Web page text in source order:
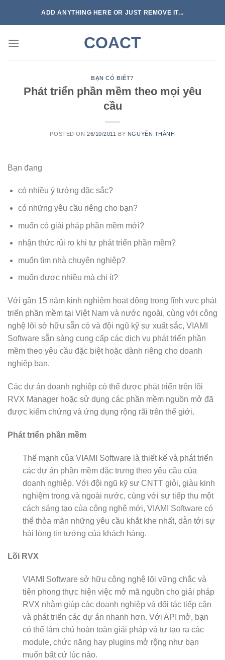
ADD ANYTHING HERE OR JUST REMOVE IT...
COACT
BẠN CÓ BIẾT?
Phát triển phần mềm theo mọi yêu
cầu
POSTED ON 26/10/2011 BY NGUYỄN THÀNH
Bạn đang
có nhiều ý tưởng đặc sắc?
có những yêu cầu riêng cho bạn?
muốn có giải pháp phần mềm mới?
nhận thức rủi ro khi tự phát triển phần mềm?
muốn tìm nhà chuyên nghiệp?
muốn được nhiều mà chi ít?
Với gần 15 năm kinh nghiệm hoạt động trong lĩnh vực phát
triển phần mềm tại Việt Nam và nước ngoài, cùng với công
nghệ lõi sở hữu sẵn có và đội ngũ kỹ sư xuất sắc, VIAMI
Software sẵn sàng cung cấp các dịch vụ phát triển phần
mềm theo yêu cầu đặc biệt hoặc dành riêng cho doanh
nghiệp bạn.
Các dự án doanh nghiệp có thể được phát triển trên lõi
RVX Manager hoặc sử dụng các phần mềm nguồn mở đã
được kiểm chứng và ứng dụng rộng rãi trên thế giới.
Phát triển phần mềm
Thế mạnh của VIAMI Software là thiết kế và phát triển
các dự án phần mềm đặc trưng theo yêu cầu của
doanh nghiệp. Với đội ngũ kỹ sư CNTT giỏi, giàu kinh
nghiệm trong và ngoài nước, cùng với sự tiếp thu một
cách sáng tạo của công nghệ mới, VIAMI Software có
thể thỏa mãn những yêu cầu khắt khe nhất, dẫn tới sự
hài lòng tin tưởng của khách hàng.
Lõi RVX
VIAMI Software sở hữu công nghệ lõi vững chắc và
tiên phong thực hiện việc mở mã nguồn cho giải pháp
RVX nhằm giúp các doanh nghiệp và đối tác tiếp cận
và phát triển các dự án nhanh hơn. Với API mở, bạn
có thể làm chủ hoàn toàn giải pháp và tự tạo ra các
module, chức năng hay plugins mở rộng như bạn
muốn bất cứ lúc nào.